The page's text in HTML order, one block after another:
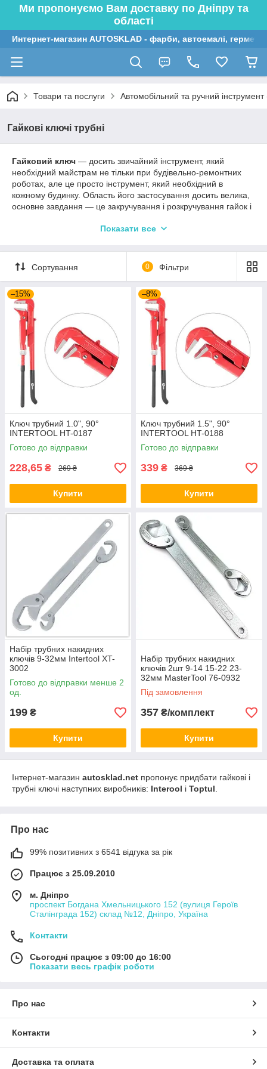
Ми пропонуємо Вам доставку по Дніпру та
області
Интернет-магазин AUTOSKLAD - фарби, автоемалі,
Товари та послуги Автомобільний та ручний
Гайкові ключі трубні
Гайковий ключ — досить звичайний інструмент, який
необхідний майстрам не тільки при будівельно-ремонтних
роботах, але це просто інструмент, який необхідний в
кожному будинку. Область його застосування досить велика,
основне завдання ― це закручування і розкручування гайок і
представлено в нашому інтернет-магазині autosklad.net.
відбувалася найкомфортнішим чином. Продумані ергономічні
ручки з гумовими покриттями полегшити роботу з
інструментом, а завдяки зносостійкості матеріалів, дані
моделі будуть вам служить довгий термін.
ключі
призначені для ремонту водопровідних мереж та
прокладання нових.
Показати все
Сортування 0 Фільтри
–15%
Ключ трубний 1.0", 90°
INTERTOOL HT-0187
Готово до відправки
228,65 ₴ 269 ₴
Купити
–8%
Ключ трубний 1.5", 90°
INTERTOOL HT-0188
Готово до відправки
339 ₴ 369 ₴
Купити
Набір трубних накидних
ключів 9-32мм Intertool XT-
3002
Готово до відправки менше 2
од.
199 ₴
Купити
Набір трубних накидних
ключів 2шт 9-14 15-22 23-
32мм MasterTool 76-0932
Під замовлення
357 ₴/комплект
Купити
Інтернет-магазин autosklad.net пропонує придбати гайкові і
трубні ключі наступних виробників: Interool і Toptul
Про нас
99% позитивних з 6541 відгука за рік
Працює з 25.09.2010
м. Дніпро
проспект Богдана Хмельницького 152 (вулиця Героїв
Сталінграда 152) склад №12, Дніпро, Україна
Контакти
Сьогодні працює з 09:00 до 16:00
Показати весь графік роботи
Про нас
Контакти
Доставка та оплата